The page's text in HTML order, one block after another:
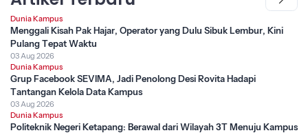
Dunia Kampus
Menggali Kisah Pak Hajar, Operator yang Dulu Sibuk Lembur, Kini
Pulang Tepat Waktu
03 Aug 2026
Dunia Kampus
Grup Facebook SEVIMA, Jadi Penolong Desi Rovita Hadapi
Tantangan Kelola Data Kampus
03 Aug 2026
Dunia Kampus
Politeknik Negeri Ketapang: Berawal dari Wilayah 3T Menuju Kampus